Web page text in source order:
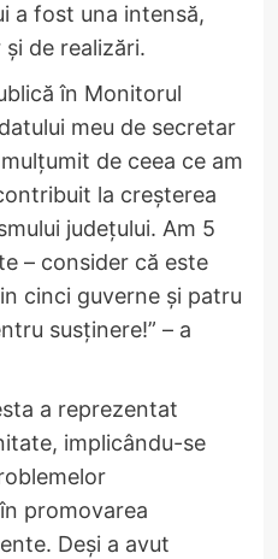
a fost una intensă,
de realizări.
în Monitorul
meu de secretar
de ceea ce am
la creșterea
județului. Am 5
– consider că este
cinci guverne și patru
susținere!” – a
a reprezentat
implicându-se
promovarea
Deși a avut